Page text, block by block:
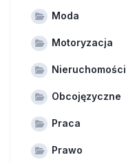
Moda
Motoryzacja
Nieruchomości
Obcojęzyczne
Praca
Prawo